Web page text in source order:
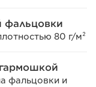
фальцовки
80 г/м²
фальцовки и